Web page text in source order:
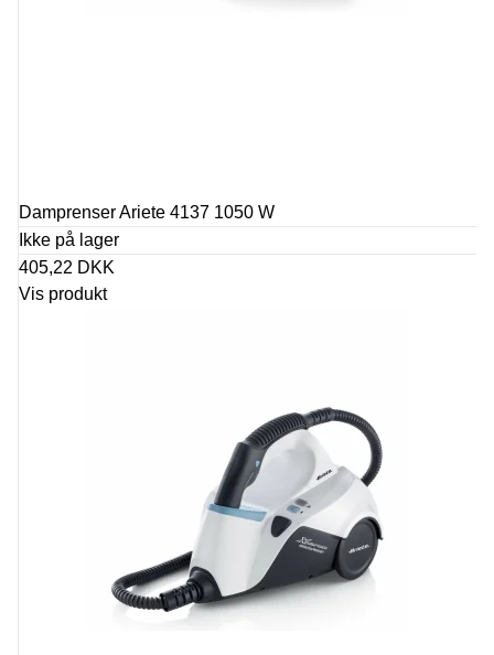
Damprenser Ariete 4137 1050 W
Ikke på lager
405,22 DKK
Vis produkt